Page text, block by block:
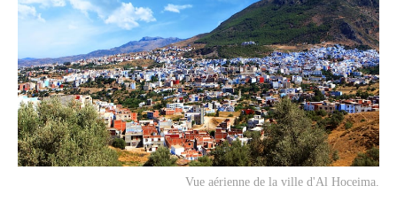
Vue aérienne de la ville d'Al Hoceima.